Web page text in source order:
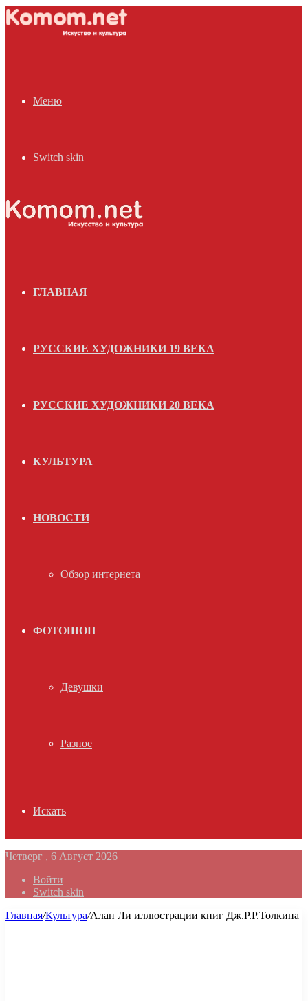
Меню
Switch skin
ГЛАВНАЯ
РУССКИЕ ХУДОЖНИКИ 19 ВЕКА
РУССКИЕ ХУДОЖНИКИ 20 ВЕКА
КУЛЬТУРА
НОВОСТИ
Обзор интернета
ФОТОШОП
Девушки
Разное
Искать
Четверг , 6 Август 2026
Войти
Switch skin
Главная/Культура/Алан Ли иллюстрации книг Дж.Р.Р.Толкина